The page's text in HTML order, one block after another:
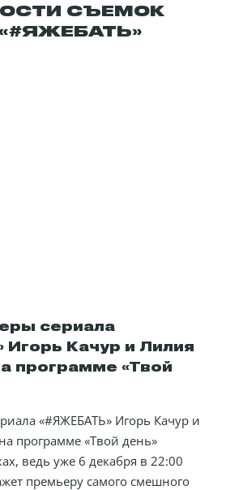
СЪЕМОК
сериала
Качур и Лилия
программе «Твой
«#ЯЖЕБАТЬ» Игорь Качур и
программе «Твой день»
ведь уже 6 декабря в 22:00
премьеру самого смешного